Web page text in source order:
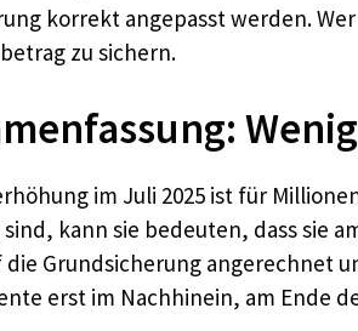
korrekt angepasst werden.
zu sichern.
im Juli 2025 ist für
kann sie bedeuten, dass sie
Grundsicherung angerechnet
erst im Nachhinein, am Ende